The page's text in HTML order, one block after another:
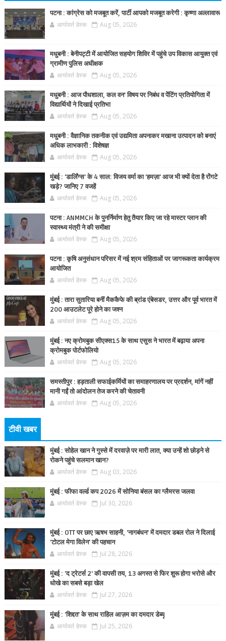
पटना : कांग्रेस को मजबूत करें, पार्टी आपको मजबूत करेगी : कृष्णा अल्लावारू
आर्यावर्त डेस्क Aug 05, 2026
मधुबनी : बेनीपट्टी में आयोजित सहयोग शिविर में पहुंचे उप विकास आयुक्त एवं
ग्रामीण पुलिस अधीक्षक
आर्यावर्त डेस्क Aug 05, 2026
मधुबनी : आज पौधशाला, कल वन' विषय पर निबंध व पेंटिंग प्रतियोगिता में
विद्यार्थियों ने दिखाई प्रतिभा
आर्यावर्त डेस्क Aug 05, 2026
मधुबनी : वैज्ञानिक तकनीक एवं उद्यमिता अपनाकर मखाना उत्पादन को बनाएं
अधिक लाभकारी : विशेषज्ञ
आर्यावर्त डेस्क Aug 05, 2026
मुंबई : 'डार्लिंग्स' के 4 साल: विजय वर्मा का 'हमज़ा' आज भी क्यों देता है रोंगटे
खड़े? जानिए 7 वजहें
आर्यावर्त डेस्क Aug 05, 2026
पटना : ANMMCH के पुनर्निर्माण हेतु तैयार किए जा रहे मास्टर प्लान की
स्वास्थ्य मंत्री ने की समीक्षा
आर्यावर्त डेस्क Aug 05, 2026
पटना : कृषि अनुसंधान परिसर में नई श्रम संहिताओं पर जागरूकता कार्यक्रम
आयोजित
आर्यावर्त डेस्क Aug 05, 2026
मुंबई : तारा सुतारिया बनीं मैककैफे की ब्रांड एंबेसडर, उत्तर और पूर्व भारत में
200 आउटलेट पूरे होने का जश्न
आर्यावर्त डेस्क Aug 05, 2026
मुंबई : नए क्रोमबुक सीएक्स15 के साथ एसुस ने भारत में बढ़ाया अपना
क्रोमबुक पोर्टफोलियो
आर्यावर्त डेस्क Aug 05, 2026
समस्तीपुर : हड़ताली सफाईकर्मियों का समाहरणालय पर प्रदर्शन, मांगें नहीं
मानी गईं तो आंदोलन तेज करने की चेतावनी
आर्यावर्त डेस्क Aug 05, 2026
टीवी खबर
मुंबई : सोहेल खान ने गुस्से में दरवाज़े पर मारी लात, क्या उन्हें शो छोड़ने से
रोकने पहुंचे सलमान खान?
आर्यावर्त डेस्क Aug 03, 2026
मुंबई : फीफा वर्ल्ड कप 2026 में सोनिया बंसल का ग्लैमरस जलवा
आर्यावर्त डेस्क Jul 30, 2026
मुंबई : OTT पर छाए ऋषभ साहनी, 'नागबंधन' में दमदार डबल रोल ने दिलाई
'टोटल मेगा विलेन' की पहचान
आर्यावर्त डेस्क Jul 28, 2026
मुंबई : 'द ट्रेटर्स 2' की वापसी तय, 13 अगस्त से फिर शुरू होगा भरोसे और
धोखे का सबसे बड़ा खेल
आर्यावर्त डेस्क Jul 27, 2026
मुंबई : 'शिद्दत' के साथ राहिल आज़म का दमदार डेब्यू
आर्यावर्त डेस्क Jul 25, 2026